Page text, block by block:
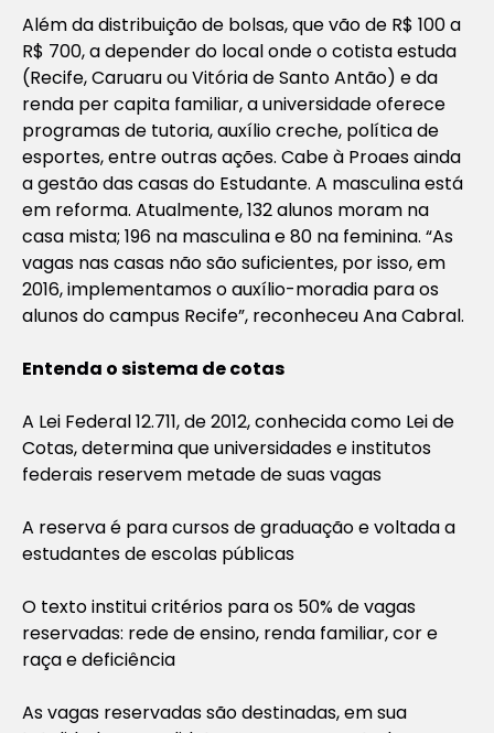
Além da distribuição de bolsas, que vão de R$ 100 a
R$ 700, a depender do local onde o cotista estuda
(Recife, Caruaru ou Vitória de Santo Antão) e da
renda per capita familiar, a universidade oferece
programas de tutoria, auxílio creche, política de
esportes, entre outras ações. Cabe à Proaes ainda
a gestão das casas do Estudante. A masculina está
em reforma. Atualmente, 132 alunos moram na
casa mista; 196 na masculina e 80 na feminina. “As
vagas nas casas não são suficientes, por isso, em
2016, implementamos o auxílio-moradia para os
alunos do campus Recife”, reconheceu Ana Cabral.
Entenda o sistema de cotas
A Lei Federal 12.711, de 2012, conhecida como Lei de
Cotas, determina que universidades e institutos
federais reservem metade de suas vagas
A reserva é para cursos de graduação e voltada a
estudantes de escolas públicas
O texto institui critérios para os 50% de vagas
reservadas: rede de ensino, renda familiar, cor e
raça e deficiência
As vagas reservadas são destinadas, em sua